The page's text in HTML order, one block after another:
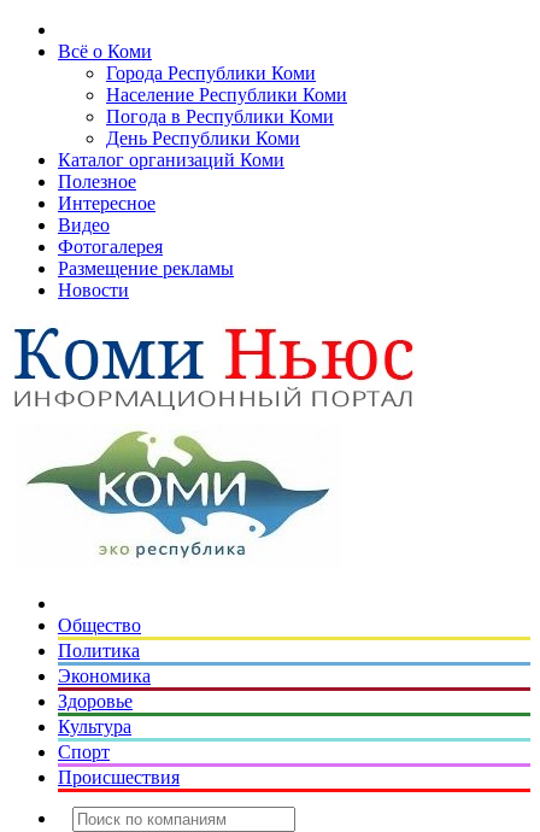
Всё о Коми
Города Республики Коми
Население Республики Коми
Погода в Республики Коми
День Республики Коми
Каталог организаций Коми
Полезное
Интересное
Видео
Фотогалерея
Размещение рекламы
Новости
Общество
Политика
Экономика
Здоровье
Культура
Спорт
Происшествия